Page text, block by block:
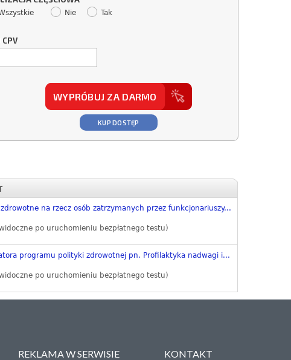
Nie Tak
CPV
WYPRÓBUJ ZA DARMO
KUP DOSTĘP
na rzecz osób zatrzymanych przez funkcjonariuszy...
po uruchomieniu bezpłatnego testu)
programu polityki zdrowotnej pn. Profilaktyka nadwagi i...
po uruchomieniu bezpłatnego testu)
REKLAMA W SERWISIE KONTAKT